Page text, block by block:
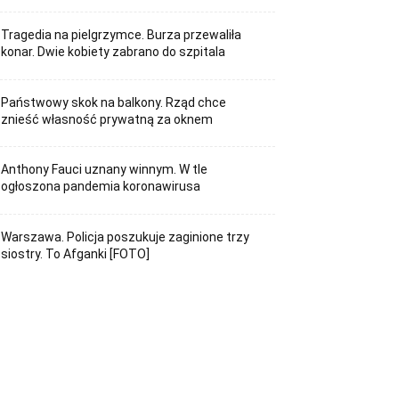
Tragedia na pielgrzymce. Burza przewaliła
konar. Dwie kobiety zabrano do szpitala
Państwowy skok na balkony. Rząd chce
znieść własność prywatną za oknem
Anthony Fauci uznany winnym. W tle
ogłoszona pandemia koronawirusa
Warszawa. Policja poszukuje zaginione trzy
siostry. To Afganki [FOTO]